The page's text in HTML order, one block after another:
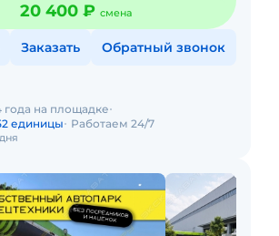
20 400 ₽ смена
Заказать Обратный звонок
года на площадке
единицы Работаем 24/7